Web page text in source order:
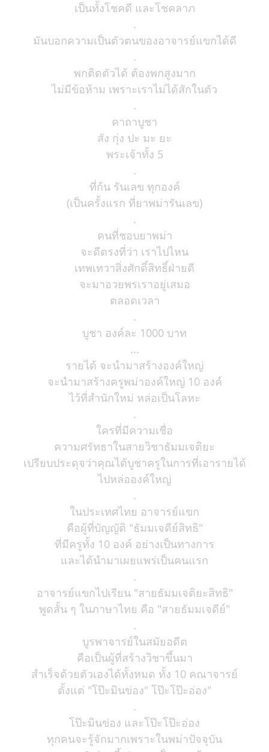
เป็นทั้งโชคดี และโชคลาภ
.
มันบอกความเป็นตัวตนของอาจารย์แขกได้ดี
.
พกติดตัวได้ ต้องพกสูงมาก
ไม่มีข้อห้าม เพราะเราไม่ได้สักในตัว
.
คาถาบูชา
สัง กุ่ง ปะ มะ ยะ
พระเจ้าทั้ง 5
.
ที่ก้น รันเลข ทุกองค์
(เป็นครั้งแรก ที่ยาพม่ารันเลข)
.
คนที่ชอบยาพม่า
จะดีตรงที่ว่า เราไปไหน
เทพเทวาสิ่งศักดิ์สิทธิ์ฝ่ายดี
จะมาอวยพรเราอยู่เสมอ
ตลอดเวลา
.
บูชา องค์ละ 1000 บาท
...
รายได้ จะนำมาสร้างองค์ใหญ่
จะนำมาสร้างครูพม่าองค์ใหญ่ 10 องค์
ไว้ที่สำนักใหม่ หล่อเป็นโลหะ
.
ใครที่มีความเชื่อ
ความศรัทธาในสายวิชาธัมมเจติยะ
เปรียบประดุจว่าคุณได้บูชาครูในการที่เอารายได้
ไปหล่อองค์ใหญ่
.
ในประเทศไทย อาจารย์แขก
คือผู้ที่บัญญัติ "ธัมมเจดีย์สิทธิ"
ที่มีครูทั้ง 10 องค์ อย่างเป็นทางการ
และได้นำมาเผยแพร่เป็นคนแรก
.
อาจารย์แขกไปเรียน "สายธัมมเจติยะสิทธิ"
พูดสั้น ๆ ในภาษาไทย คือ "สายธัมมเจดีย์"
.
บูรพาจารย์ในสมัยอดีต
คือเป็นผู้ที่สร้างวิชาขึ้นมา
สำเร็จด้วยตัวเองได้ทั้งหมด ทั้ง 10 คณาจารย์
ตั้งแต่ "โป๊ะมินข่อง" โป๊ะโป๊ะอ่อง"
.
โป๊ะมินข่อง และโป๊ะโป๊ะอ่อง
ทุกคนจะรู้จักมากเพราะในพม่าปัจจุบัน